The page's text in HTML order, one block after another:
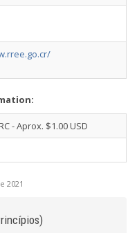
- Aprox. $1.00 USD
2021